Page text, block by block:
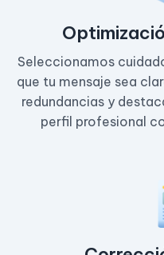
Seleccionamos
que tu mensaje sea
redundancias y
perfil profesional